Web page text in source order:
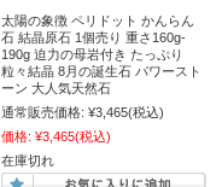
太陽の象徴 ペリドット かんらん
石 結晶原石 1個売り 重さ160g-
190g 迫力の母岩付き たっぷり
粒々結晶 8月の誕生石 パワースト
ーン 大人気天然石
通常販売価格: ¥3,465(税込)
価格: ¥3,465(税込)
在庫切れ